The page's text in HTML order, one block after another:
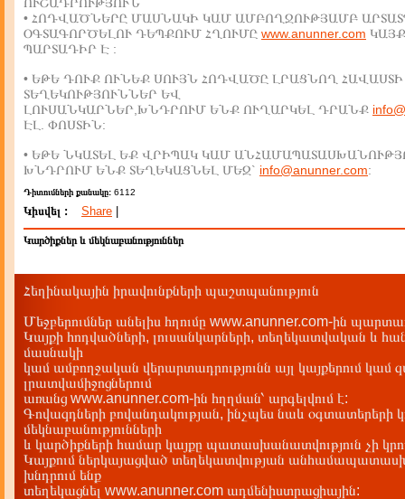
• ՀՈԴՎԱԾՆԵՐԸ ՄԱՍՆԱԿԻ ԿԱՄ ԱՄԲՈՂՋՈՒԹՅԱՄԲ
ՕԳՏԱԳՈՐԾԵԼՈՒ ԴԵՊՔՈՒՄ ՀՂՈՒՄԸ www.anunner.com
ՊԱՐՏԱԴԻՐ Է :
• ԵԹԵ ԴՈՒՔ ՈՒՆԵՔ ՍՈՒՅՆ ՀՈԴՎԱԾԸ ԼՐԱՑՆՈՂ ՀԱՎԱՍՏԻ
ՏԵՂԵԿՈՒԹՅՈՒՆՆԵՐ ԵՎ
ԼՈՒՍԱՆԿԱՐՆԵՐ,ԽՆԴՐՈՒՄ ԵՆՔ ՈՒՂԱՐԿԵԼ ԴՐԱՆՔ
ԷԼ. ՓՈՍՏԻՆ:
• ԵԹԵ ՆԿԱՏԵԼ ԵՔ ՎՐԻՊԱԿ ԿԱՄ
ԽՆԴՐՈՒՄ ԵՆՔ ՏԵՂԵԿԱՑՆԵԼ ՄԵԶ` info@anunner.com:
Դիտումների քանակը: 6112
Կիսվել : Share
Կարծիքներ և մեկնաբանություններ
Հեղինակային իրավունքների պաշտպանություն
Մեջբերումներ անելիս հղումը www.anunner.com-ին
Կայքի հոդվածների, լուսանկարների, տեղեկատվական և
մասնակի
կամ ամբողջական վերարտադրությունն այլ կայքերում կամ
լրատվամիջոցներում
առանց www.anunner.com-ին հղղման՝ արգելվում է:
Գովազդների բովանդակության, ինչպես նաև օգտատերերի
մեկնաբանությունների
և կարծիքների համար կայքը պատասխանատվություն չի
Կայքում ներկայացված տեղեկատվության
խնդրում ենք
տեղեկացնել www.anunner.com ադմենիստրացիային: